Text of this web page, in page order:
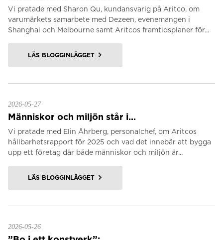
Vi pratade med Sharon Qu, kundansvarig på Aritco, om
varumärkets samarbete med Dezeen, evenemangen i
Shanghai och Melbourne samt Aritcos framtidsplaner för...
LÄS BLOGGINLÄGGET
2026-05-27
Människor och miljön står i...
Vi pratade med Elin Åhrberg, personalchef, om Aritcos
hållbarhetsrapport för 2025 och vad det innebär att bygga
upp ett företag där både människor och miljön är...
LÄS BLOGGINLÄGGET
2026-05-26